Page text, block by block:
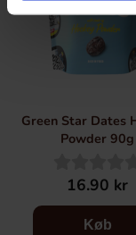
Green Star Dates
Powder 90g
16.90 kr
Køb